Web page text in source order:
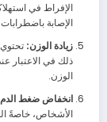
الإفراط في
الإصابة
زيادة الوزن:
ذلك في الاعتبار
الوزن.
انخفاض ضغط
الأشخاص، خاصةً